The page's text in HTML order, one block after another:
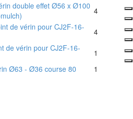
double effet Ø56 x Ø100 4
de vérin pour CJ2F-16-
4
de vérin pour CJ2F-16-
1
Ø63 - Ø36 course 80 1